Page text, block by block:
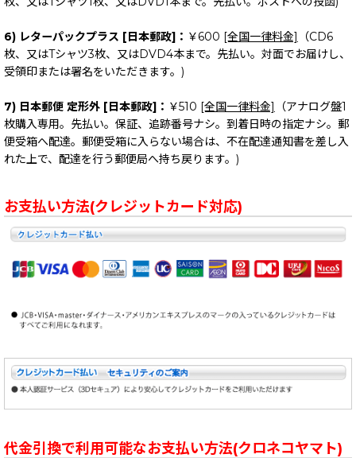
6) レターパックプラス [日本郵政]： ￥600 [全国一律料金]
（CD6
枚、又はTシャツ3枚、又はDVD4本まで。先払い。対面でお届けし、
受領印または署名をいただきます。)
7) 日本郵便 定形外 [日本郵政]： ￥510 [全国一律料金]
（アナログ盤1
枚購入専用。先払い。保証、追跡番号ナシ。到着日時の指定ナシ。郵
便受箱へ配達。郵便受箱に入らない場合は、不在配達通知書を差し入
れた上で、配達を行う郵便局へ持ち戻ります。)
お支払い方法(クレジットカード対応)
代金引換で利用可能なお支払い方法(クロネコヤマト)